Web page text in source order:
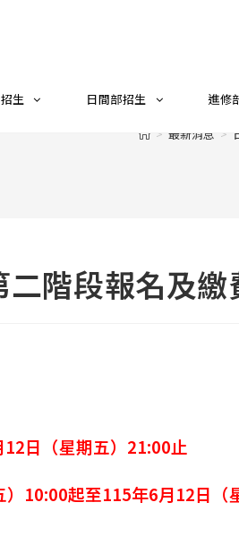
生 日間部招生 進修
> 最新消息 >
階段報名及繳
日（星期五）21:00止
10:00起至115年6月12日（